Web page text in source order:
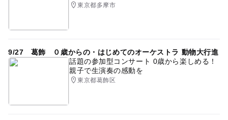
東京都多摩市
9/27 葛飾 ０歳からの・はじめてのオーケストラ 動物大行進
話題の参加型コンサート 0歳から楽しめる！
親子で生演奏の感動を
東京都葛飾区